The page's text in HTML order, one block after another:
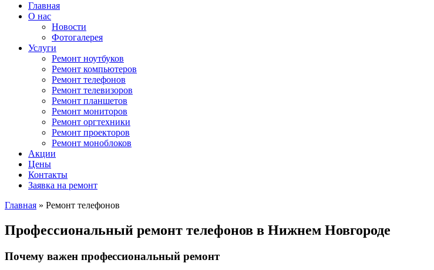
Главная
О нас
Новости
Фотогалерея
Услуги
Ремонт ноутбуков
Ремонт компьютеров
Ремонт телефонов
Ремонт телевизоров
Ремонт планшетов
Ремонт мониторов
Ремонт оргтехники
Ремонт проекторов
Ремонт моноблоков
Акции
Цены
Контакты
Заявка на ремонт
Главная » Ремонт телефонов
Профессиональный ремонт телефонов в Нижнем Новгороде
Почему важен профессиональный ремонт